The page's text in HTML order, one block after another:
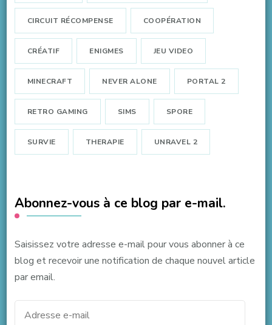
CIRCUIT RÉCOMPENSE COOPÉRATION
CRÉATIF ENIGMES JEU VIDEO
MINECRAFT NEVER ALONE PORTAL 2
RETRO GAMING SIMS SPORE
SURVIE THERAPIE UNRAVEL 2
Abonnez-vous à ce blog par e-mail.
Saisissez votre adresse e-mail pour vous abonner à ce
blog et recevoir une notification de chaque nouvel article
par email.